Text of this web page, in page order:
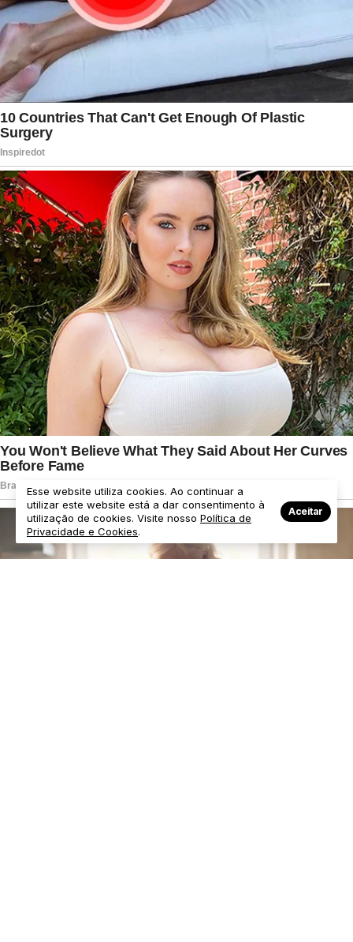
Esse website utiliza cookies. Ao continuar a
utilizar este website está a dar consentimento à
utilização de cookies. Visite nosso Política de
Privacidade e Cookies.
Aceitar